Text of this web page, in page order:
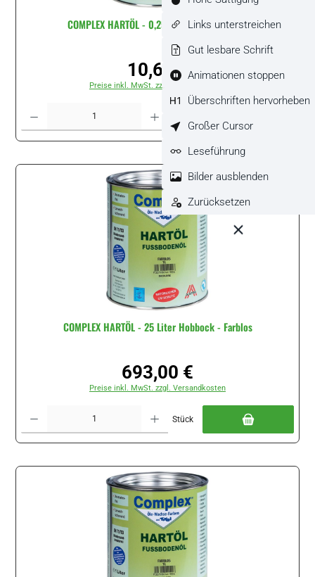
COMPLEX HARTÖL - 0,25 Liter Dose - Farblos
Regulärer Preis:
10,62 €
Preise inkl. MwSt. zzgl. Versandkosten
COMPLEX HARTÖL - 25 Liter Hobbock - Farblos
Regulärer Preis:
693,00 €
Preise inkl. MwSt. zzgl. Versandkosten
Stück
Links unterstreichen
Gut lesbare Schrift
Animationen stoppen
Überschriften hervorheben
Großer Cursor
Leseführung
Bilder ausblenden
Zurücksetzen